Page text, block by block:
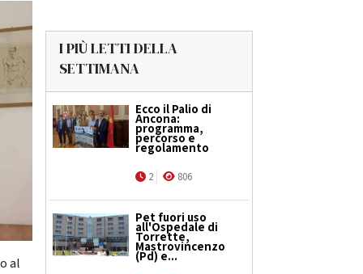
al
I PIÙ LETTI DELLA
SETTIMANA
Ecco il Palio di
Ancona:
programma,
percorso e
regolamento
2 806
Pet fuori uso
all'Ospedale di
Torrette,
Mastrovincenzo
(Pd) e...